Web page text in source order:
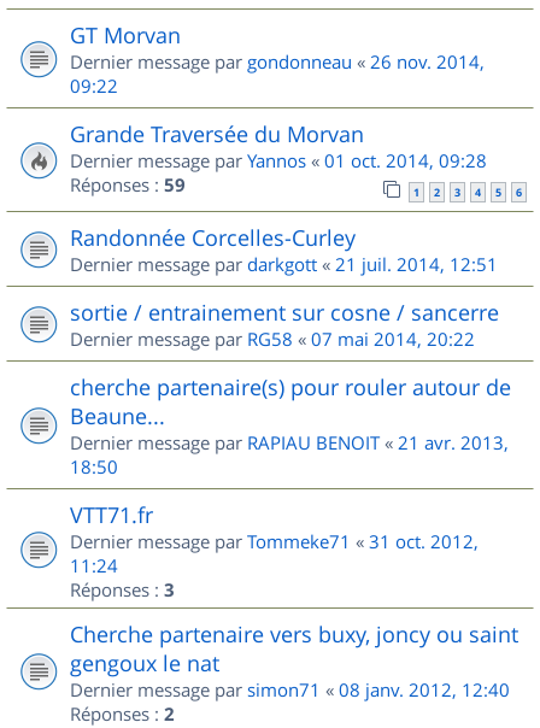
GT Morvan
Dernier message par gondonneau « 26 nov. 2014,
09:22
Grande Traversée du Morvan
Dernier message par Yannos « 01 oct. 2014, 09:28
Réponses : 59 1 2 3 4 5 6
Randonnée Corcelles-Curley
Dernier message par darkgott « 21 juil. 2014, 12:51
sortie / entrainement sur cosne / sancerre
Dernier message par RG58 « 07 mai 2014, 20:22
cherche partenaire(s) pour rouler autour de
Beaune...
Dernier message par RAPIAU BENOIT« 21 avr. 2013,
18:50
VTT71.fr
Dernier message par Tommeke71 « 31 oct. 2012,
11:24
Réponses : 3
Cherche partenaire vers buxy, joncy ou saint
gengoux le nat
Dernier message par simon71 « 08 janv. 2012, 12:40
Réponses : 2